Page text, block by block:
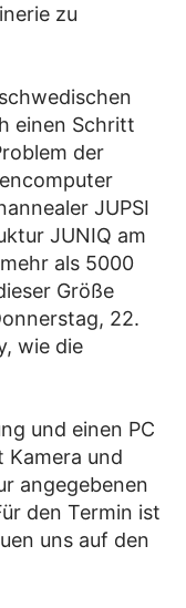
zu
einen Schritt
der
JUPSI
JUNIQ am
als 5000
Größe
22.
wie die
und einen PC
Kamera und
angegebenen
den Termin ist
uns auf den